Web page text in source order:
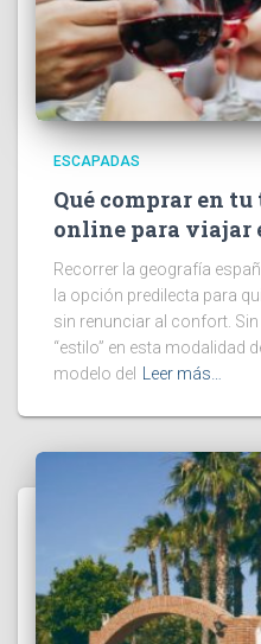
ESCAPADAS
Qué comprar en
online para viajar
Recorrer la geografía
la opción predilecta para
sin renunciar al confort.
“estilo” en esta modalidad
modelo del Leer más…